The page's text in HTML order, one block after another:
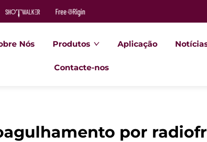
Nós Produtos Aplicação
Contacte-nos
por